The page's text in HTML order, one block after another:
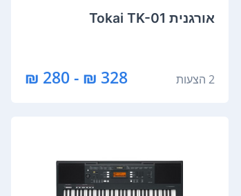
‏אורגנית Tokai TK-01
2 הצעות 328 ₪ - 280 ₪